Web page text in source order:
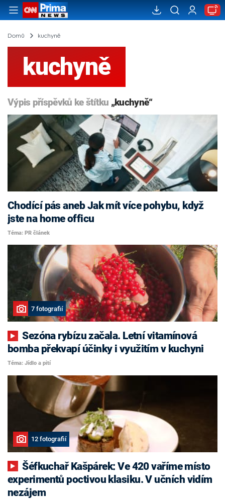
Domů kuchyně
kuchyně
Výpis příspěvků ke štítku „kuchyně“
Chodící pás aneb Jak mít více pohybu, když
jste na home officu
Téma: PR článek
7 fotografií
Sezóna rybízu začala. Letní vitamínová
bomba překvapí účinky i využitím v kuchyni
Téma: Jídlo a pití
12 fotografií
Šéfkuchař Kašpárek: Ve 420 vaříme místo
experimentů poctivou klasiku. V učních vidím
nezájem